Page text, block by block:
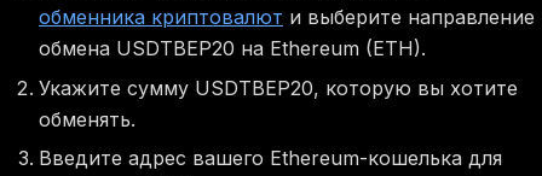
обменника криптовалют и выберите направление
обмена USDTBEP20 на Ethereum (ETH).
Укажите сумму USDTBEP20, которую вы хотите
обменять.
Введите адрес вашего Ethereum-кошелька для